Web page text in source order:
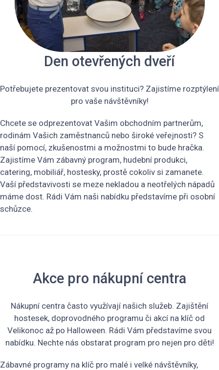
Den otevřených dveří
Potřebujete prezentovat svou instituci? Zajistíme rozptýlení
pro vaše návštěvníky!
Chcete se odprezentovat Vašim obchodním partnerům,
rodinám Vašich zaměstnanců nebo široké veřejnosti? S
naší pomocí, zkušenostmi a možnostmi to bude hračka.
Zajistíme Vám zábavný program, hudební produkci,
catering, mobiliář, hostesky, prostě cokoliv si zamanete.
Vaší představivosti se meze nekladou a neotřelých nápadů
máme dost. Rádi Vám naši nabídku představíme při osobní
schůzce.
Akce pro nákupní centra
Nákupní centra často využívají našich služeb. Zajištění
hostesek, doprovodného programu či akcí na klíč od
Velikonoc až po Halloween. Rádi Vám představíme svou
nabídku. Nechte nás obstarat program pro nejen pro děti!
Zábavné programy na klíč pro malé i velké návštěvníky,